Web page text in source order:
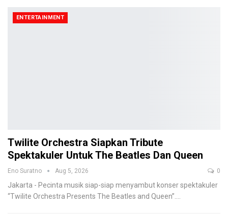
ENTERTAINMENT
Twilite Orchestra Siapkan Tribute
Spektakuler Untuk The Beatles Dan Queen
Eno Suratno Aug 5, 2026 0
Jakarta - Pecinta musik siap-siap menyambut konser spektakuler
“Twilite Orchestra Presents The Beatles and Queen”.…